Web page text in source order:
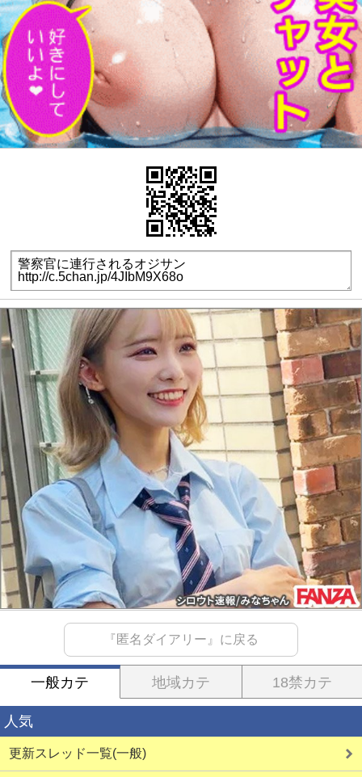
『匿名ダイアリー』に戻る
一般カテ 地域カテ 18禁カテ
人気
更新スレッド一覧(一般)